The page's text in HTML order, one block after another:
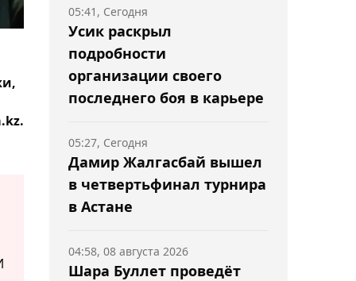
Усик раскрыл
подробности
организации своего
последнего боя в карьере
05:41, Сегодня
Дамир Жалгасбай вышел
в четвертьфинал турнира
в Астане
05:27, Сегодня
Шара Буллет проведёт
04:58, 08 августа 2026